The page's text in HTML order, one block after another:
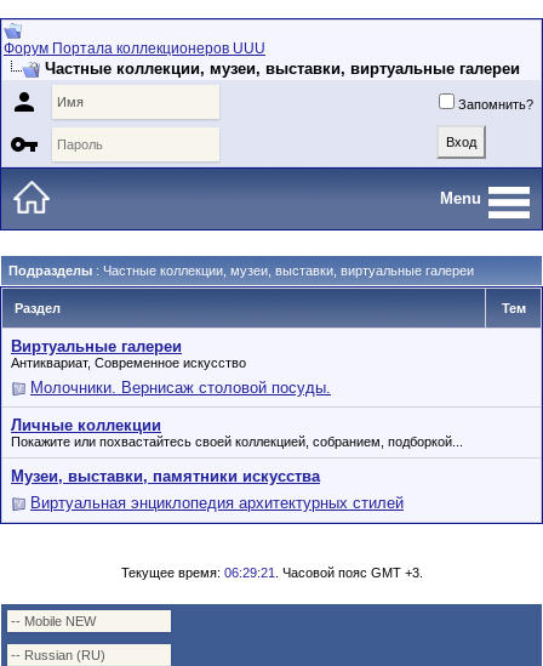
Форум Портала коллекционеров UUU
Частные коллекции, музеи, выставки, виртуальные галереи
 Запомнить?

Menu
Подразделы : Частные коллекции, музеи, выставки, виртуальные галереи
Раздел Тем
Виртуальные галереи
Антиквариат, Современное искусство
Молочники. Вернисаж столовой посуды.
Личные коллекции
Покажите или похвастайтесь своей коллекцией, собранием, подборкой...
Музеи, выставки, памятники искусства
Виртуальная энциклопедия архитектурных стилей
Текущее время: 06:29:21 . Часовой пояс GMT +3.